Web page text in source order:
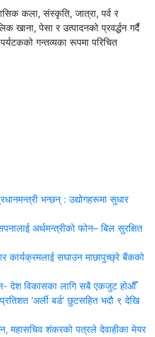
कला, संस्कृति, जात्रा, पर्व र
खाना, पेसा र उत्पादनको प्रवर्द्धन गर्दै
गन्तव्यका रूपमा परिचित
भन्छन् : उद्योगहरूमा सुधार
अर्थमन्त्रीको फोन– बिल सुरक्षित
कार्यक्रमलाई सघाउन माछापुच्छ्रे बैंकको
देश विकासका लागि सबै एकजुट होऔँ
‘अर्ली बर्ड’ छुटसहित भदौ ९ देखि
महासचिव शंकरको पत्रले देवाहीका मेयर